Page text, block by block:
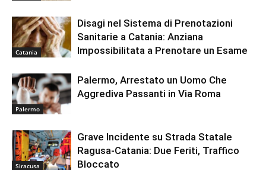
Catania
Disagi nel Sistema di Prenotazioni
Sanitarie a Catania: Anziana
Impossibilitata a Prenotare un Esame
Palermo
Palermo, Arrestato un Uomo Che
Aggrediva Passanti in Via Roma
Siracusa
Grave Incidente su Strada Statale
Ragusa-Catania: Due Feriti, Traffico
Bloccato